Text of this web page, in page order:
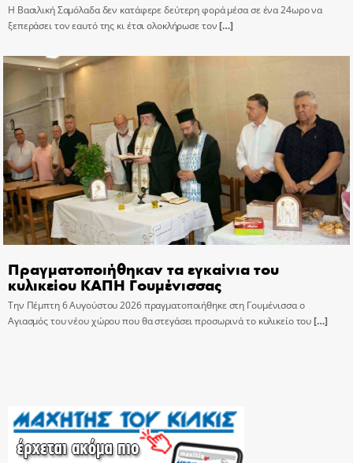
Η Βασιλική Σαμόλαδα δεν κατάφερε δεύτερη φορά μέσα σε ένα 24ωρο να
ξεπεράσει τον εαυτό της κι έτσι ολοκλήρωσε τον[…]
Πραγματοποιήθηκαν τα εγκαίνια του
κυλικείου ΚΑΠΗ Γουμένισσας
Την Πέμπτη 6 Αυγούστου 2026 πραγματοποιήθηκε στη Γουμένισσα ο
Αγιασμός του νέου χώρου που θα στεγάσει προσωρινά το κυλικείο του[…]